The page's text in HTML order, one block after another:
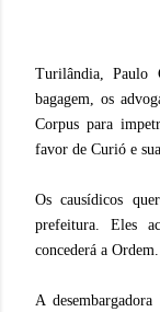
Turilândia, Paulo
bagagem, os
Corpus para
favor de Curió e
Os causídicos
prefeitura. Eles
concederá a Ordem.
A